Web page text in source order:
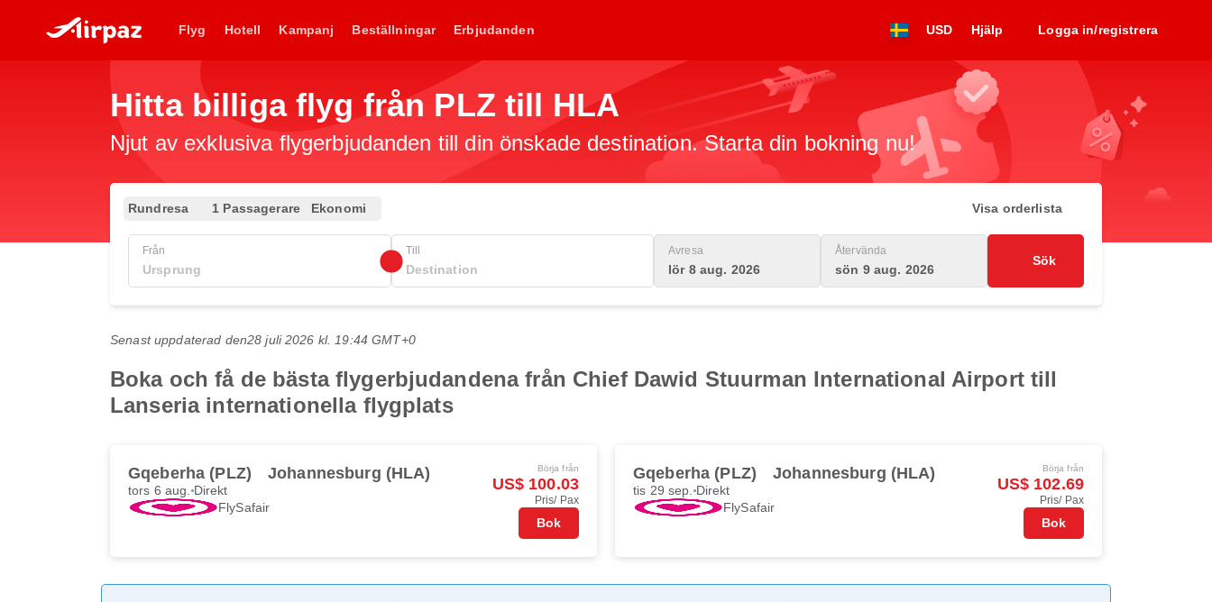
Flyg Hotell Kampanj Beställningar Erbjudanden USD Hjälp Logga in/registrera
Hitta billiga flyg från PLZ till HLA
Njut av exklusiva flygerbjudanden till din önskade destination. Starta din bokning nu!
Rundresa 1 Passagerare Ekonomi Visa orderlista
Från Till Avresa
lör 8 aug. 2026
Återvända
sön 9 aug. 2026
Sök
Senast uppdaterad den28 juli 2026 kl. 19:44 GMT+0
Boka och få de bästa flygerbjudandena från Chief Dawid Stuurman International Airport till
Lanseria internationella flygplats
Gqeberha (PLZ) Johannesburg (HLA)
tors 6 aug. Direkt
FlySafair
Börja från
US$ 100.03
Pris/ Pax
Bok
Gqeberha (PLZ) Johannesburg (HLA)
tis 29 sep. Direkt
FlySafair
Börja från
US$ 102.69
Pris/ Pax
Bok